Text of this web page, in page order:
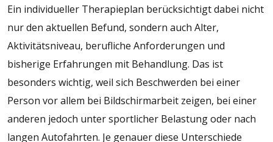
Ein individueller Therapieplan berücksichtigt dabei nicht
nur den aktuellen Befund, sondern auch Alter,
Aktivitätsniveau, berufliche Anforderungen und
bisherige Erfahrungen mit Behandlung. Das ist
besonders wichtig, weil sich Beschwerden bei einer
Person vor allem bei Bildschirmarbeit zeigen, bei einer
anderen jedoch unter sportlicher Belastung oder nach
langen Autofahrten. Je genauer diese Unterschiede